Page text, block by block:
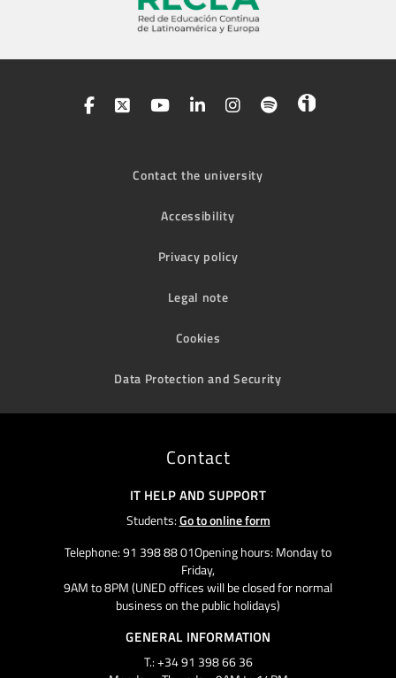
Contact the university
Accessibility
Privacy policy
Legal note
Cookies
Data Protection and Security
Contact
IT HELP AND SUPPORT
Students:Go to online form
Telephone: 91 398 88 01Opening hours: Monday to
Friday,
9AM to 8PM (UNED offices will be closed for normal
business on the public holidays)
GENERAL INFORMATION
T.: +34 91 398 66 36